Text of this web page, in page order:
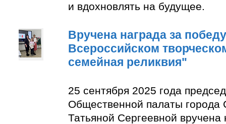
и вдохновлять на будущее.
Вручена награда за
Всероссийском
семейная реликвия"
25 сентября 2025 года
Общественной палаты города
Татьяной Сергеевной вручена